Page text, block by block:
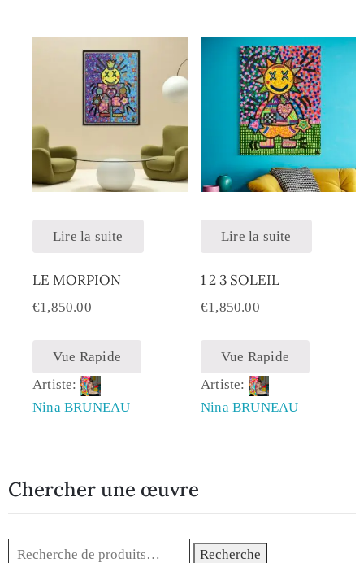
Lire la suite
LE MORPION
€1,850.00
Vue Rapide
Artiste:
Nina BRUNEAU
Lire la suite
1 2 3 SOLEIL
€1,850.00
Vue Rapide
Artiste:
Nina BRUNEAU
Chercher une œuvre
Recherche